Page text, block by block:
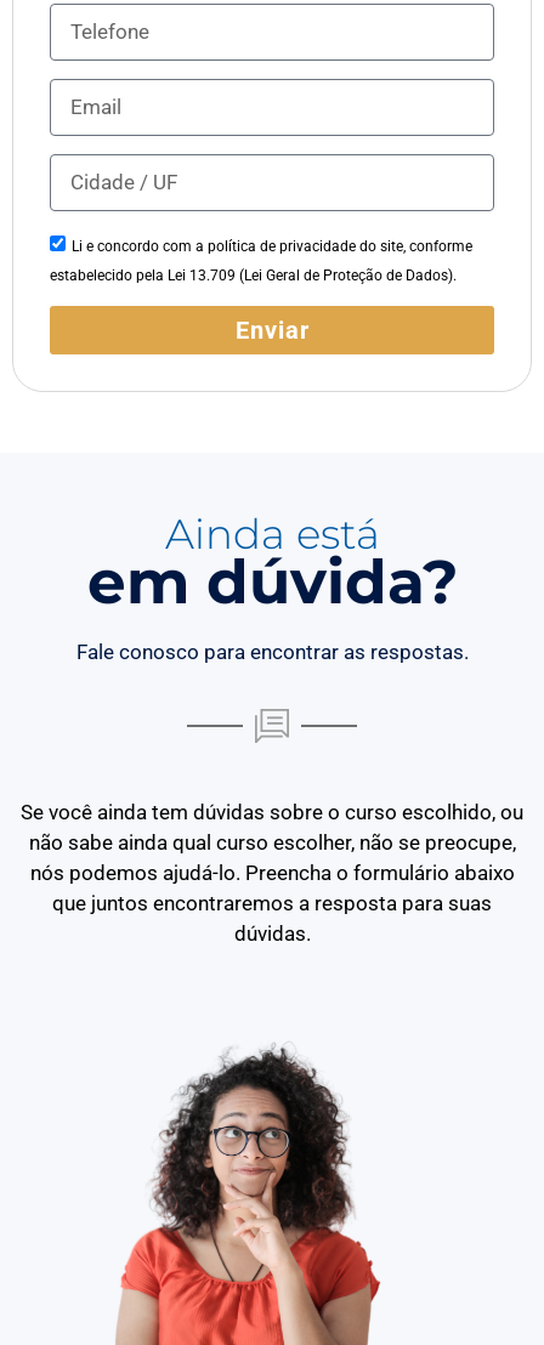
Li e concordo com a política de privacidade do site, conforme
estabelecido pela Lei 13.709 (Lei Geral de Proteção de Dados).
Enviar
Ainda está
em dúvida?
Fale conosco para encontrar as respostas.
Se você ainda tem dúvidas sobre o curso escolhido, ou
não sabe ainda qual curso escolher, não se preocupe,
nós podemos ajudá-lo. Preencha o formulário abaixo
que juntos encontraremos a resposta para suas
dúvidas.